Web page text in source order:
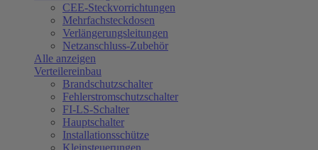
CEE-Steckvorrichtungen
Mehrfachsteckdosen
Verlängerungsleitungen
Netzanschluss-Zubehör
Alle anzeigen
Verteilereinbau
Brandschutzschalter
Fehlerstromschutzschalter
FI-LS-Schalter
Hauptschalter
Installationsschütze